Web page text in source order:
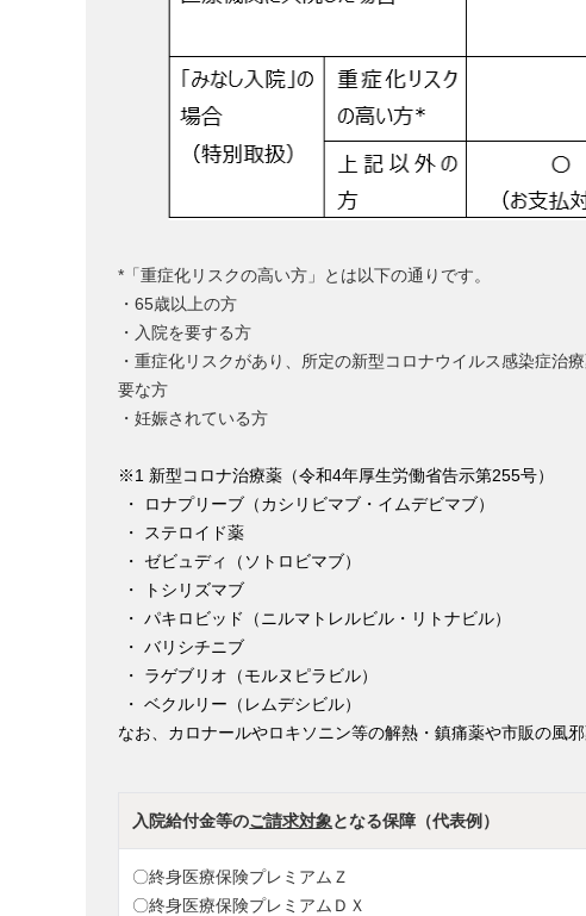
*「重症化リスクの高い方」とは以下の通りです。
・65歳以上の方
・入院を要する方
・重症化リスクがあり、所定の新型コロナウイルス感染症
要な方
・妊娠されている方
※1 新型コロナ治療薬（令和4年厚生労働省告示第255号）
・ ロナプリーブ（カシリビマブ・イムデビマブ）
・ ステロイド薬
・ ゼビュディ（ソトロビマブ）
・ トシリズマブ
・ パキロビッド（ニルマトレルビル・リトナビル）
・ バリシチニブ
・ ラゲブリオ（モルヌピラビル）
・ ベクルリー（レムデシビル）
なお、カロナールやロキソニン等の解熱・鎮痛薬や市販の風
入院給付金等のご請求対象となる保障（代表例）
〇終身医療保険プレミアムＺ
〇終身医療保険プレミアムＤＸ